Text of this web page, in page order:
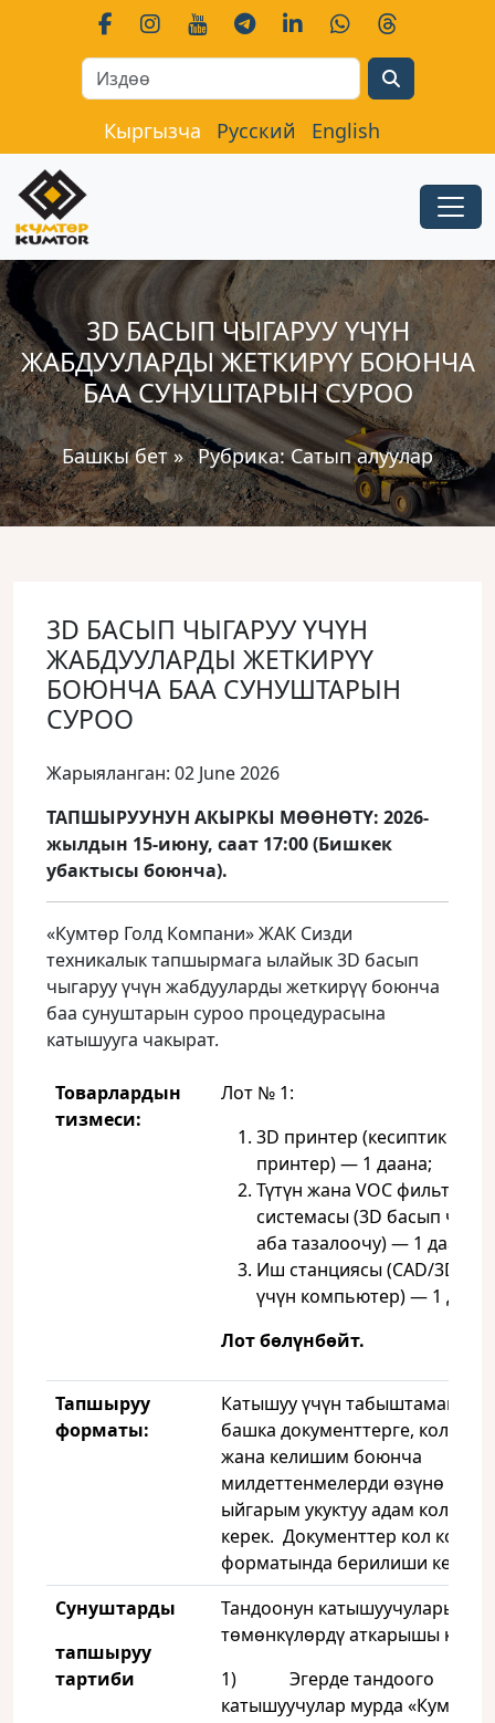
Кыргызча Русский English
3D БАСЫП ЧЫГАРУУ ҮЧҮН
ЖАБДУУЛАРДЫ ЖЕТКИРҮҮ БОЮНЧА
БАА СУНУШТАРЫН СУРОО
Башкы бет» Рубрика:Сатып алуулар
3D БАСЫП ЧЫГАРУУ ҮЧҮН
ЖАБДУУЛАРДЫ ЖЕТКИРҮҮ
БОЮНЧА БАА СУНУШТАРЫН
СУРОО
Жарыяланган: 02 June 2026
ТАПШЫРУУНУН АКЫРКЫ МӨӨНӨТҮ: 2026-
жылдын 15-июну, саат 17:00 (Бишкек
убактысы боюнча).
«Кумтөр Голд Компани» ЖАК Сизди
техникалык тапшырмага ылайык 3D басып
чыгаруу үчүн жабдууларды жеткирүү боюнча
баа сунуштарын суроо процедурасына
катышууга чакырат.
Товарлардын
тизмеси:
Лот № 1:
3D принтер (кесиптик FDM-
принтер) — 1 даана;
Түтүн жана VOC
системасы (3D басып
аба тазалоочу) — 1 даана;
Иш станциясы (CAD/3D
үчүн компьютер) — 1
Лот бөлүнбөйт.
Тапшыруу
форматы:
Катышуу үчүн табыштамага
башка документтерге, кол
жана келишим боюнча
милдеттенмелерди өзүнө
ыйгарым укуктуу адам кол
керек. Документтер кол
форматында берилиши керек.
Сунуштарды
тапшыруу
тартиби
Тандоонун катышуучулары
төмөнкүлөрдү аткарышы
1) Эгерде тандоого
катышуучулар мурда «Кумтөр